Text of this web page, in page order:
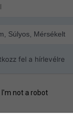
fel a hírlevélre